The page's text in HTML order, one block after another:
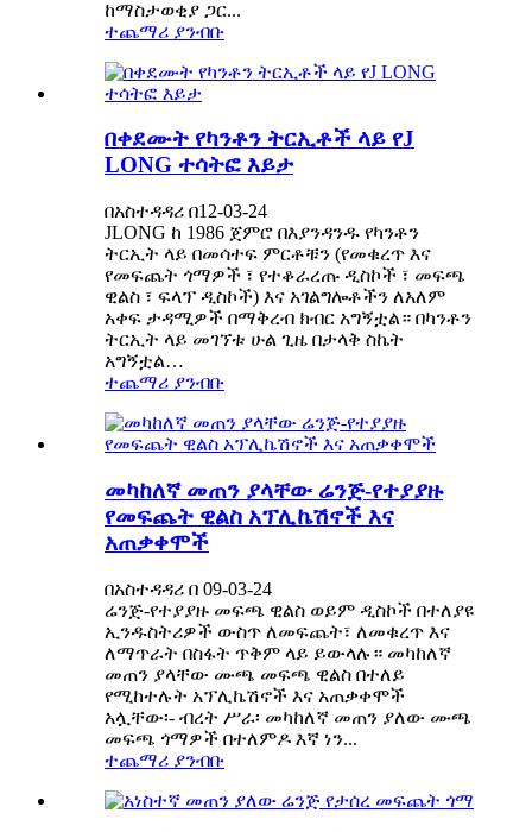
ከማስታወቂያ ጋር...
ተጨማሪ ያንብቡ
በቀደሙት የካንቶን ትርኢቶች ላይ የJ
LONG ተሳትፎ እይታ
በአስተዳዳሪ በ12-03-24
JLONG ከ 1986 ጀምሮ በእያንዳንዱ የካንቶን
ትርኢት ላይ በመሳተፍ ምርቶቹን (የመቁረጥ እና
የመፍጨት ጎማዎች ፣ የተቆራረጡ ዲስኮች ፣ መፍጫ
ዊልስ ፣ ፍላፕ ዲስኮች) እና አገልግሎቶችን ለአለም
አቀፍ ታዳሚዎች በማቅረብ ክብር አግኝቷል። በካንቶን
ትርኢት ላይ መገኘቱ ሁል ጊዜ በታላቅ ስኬት
አግኝቷል…
ተጨማሪ ያንብቡ
መካከለኛ መጠን ያላቸው ሬንጅ-የተያያዙ
የመፍጨት ዊልስ አፕሊኬሽኖች እና
አጠቃቀሞች
በአስተዳዳሪ በ 09-03-24
ሬንጅ-የተያያዙ መፍጫ ዊልስ ወይም ዲስኮች በተለያዩ
ኢንዱስትሪዎች ውስጥ ለመፍጨት፣ ለመቁረጥ እና
ለማጥራት በስፋት ጥቅም ላይ ይውላሉ። መካከለኛ
መጠን ያላቸው ሙጫ መፍጫ ዊልስ በተለይ
የሚከተሉት አፕሊኬሽኖች እና አጠቃቀሞች
አሏቸው፡- ብረት ሥራ፡ መካከለኛ መጠን ያለው ሙጫ
መፍጫ ጎማዎች በተለምዶ እኛ ነን...
ተጨማሪ ያንብቡ